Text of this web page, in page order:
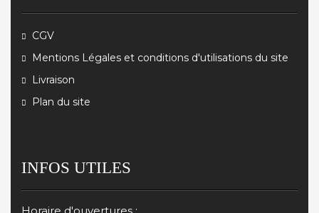
CGV
Mentions Légales et conditions d'utilisations du site
Livraison
Plan du site
INFOS UTILES